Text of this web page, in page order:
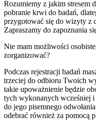
Rozumiemy z jakim stresem
pobranie krwi do badań,
przygotować się do wizyty z
Zapraszamy do zapoznania
Nie mam możliwości
zorganizować?
Podczas rejestracji badań
trzeciej do odbioru Twoich
takie upoważnienie będzie
tych wykonanych wcześniej
do jego pisemnego
odebrać również za pomocą